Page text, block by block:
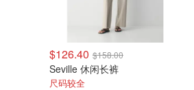
$126.40 $158.00
Seville 休闲长裤
尺码较全